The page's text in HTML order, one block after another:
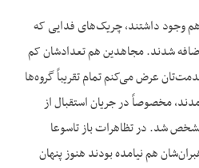
هم وجود داشتند، چریک‌های فدایی که
شدند. مجاهدین هم تعدادشان کم
عرض می‌کنم تمام تقریباً گروه‌ها
مخصوصاً در جریان استقبال از
شد. در تظاهرات باز تاسوعا
هم نیامده بودند هنوز پنهان